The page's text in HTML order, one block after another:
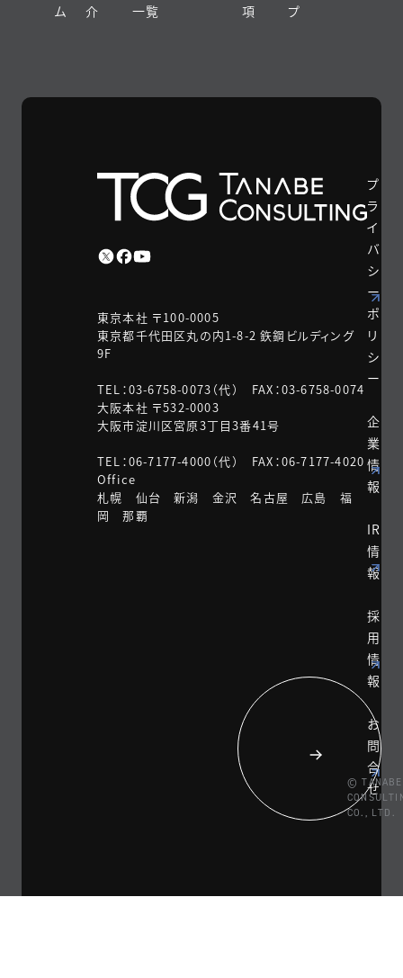
ム
介
一覧
項
プ
東京本社 〒100-0005
東京都千代田区丸の内1-8-2 鉃鋼ビルディング
9F
TEL：03-6758-0073（代） FAX：03-6758-0074
大阪本社 〒532-0003
大阪市淀川区宮原3丁目3番41号
TEL：06-7177-4000（代） FAX：06-7177-4020
Office
札幌 仙台 新潟 金沢 名古屋 広島 福
岡 那覇
プ
ラ
イ
バ
シ
ー
ポ
リ
シ
ー
企
業
情
報
IR
情
報
採
用
情
報
お
問
合
せ
© TANABE
CO., LTD.